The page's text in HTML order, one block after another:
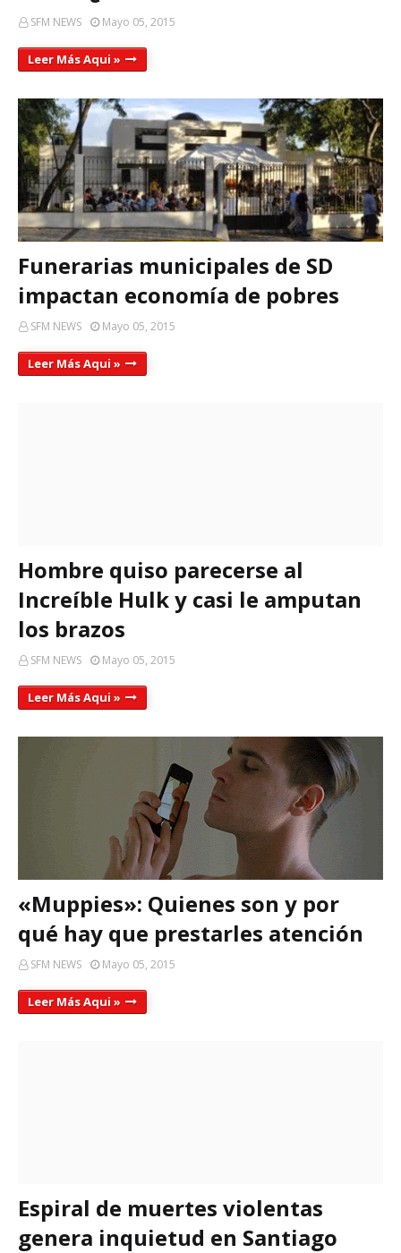
SFM NEWS Mayo 05, 2015
Leer Más Aqui »
Funerarias municipales de SD
impactan economía de pobres
SFM NEWS Mayo 05, 2015
Leer Más Aqui »
Hombre quiso parecerse al
Increíble Hulk y casi le amputan
los brazos
SFM NEWS Mayo 05, 2015
Leer Más Aqui »
«Muppies»: Quienes son y por
qué hay que prestarles atención
SFM NEWS Mayo 05, 2015
Leer Más Aqui »
Espiral de muertes violentas
genera inquietud en Santiago